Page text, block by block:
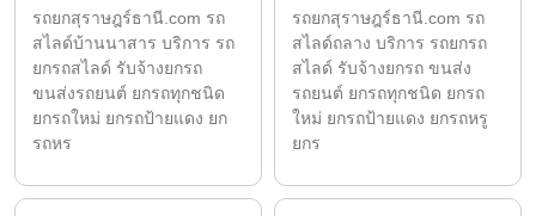
รถยกสุราษฎร์ธานี.com รถ
สไลด์บ้านนาสาร บริการ รถ
ยกรถสไลด์ รับจ้างยกรถ
ขนส่งรถยนต์ ยกรถทุกชนิด
ยกรถใหม่ ยกรถป้ายแดง ยก
รถหร
รถยกสุราษฎร์ธานี.com รถ
สไลด์ถลาง บริการ รถยกรถ
สไลด์ รับจ้างยกรถ ขนส่ง
รถยนต์ ยกรถทุกชนิด ยกรถ
ใหม่ ยกรถป้ายแดง ยกรถหรู
ยกร